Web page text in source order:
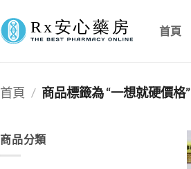
首頁
首頁 / 商品標籤為 “一想就硬價格”
商品分類